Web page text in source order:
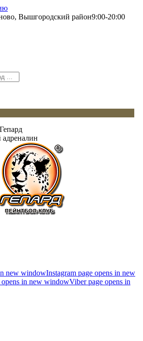
Вышгородский район9:00-20:00
адреналин
new windowInstagram page opens in new
opens in new windowViber page opens in